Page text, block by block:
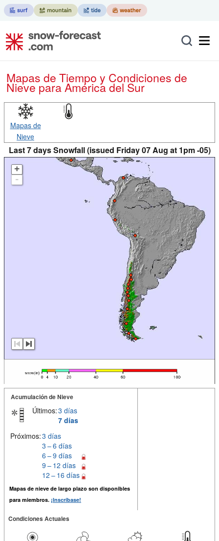
Mapas de Tiempo y Condiciones de
Nievepara América del Sur
Mapas de
Nieve
Last 7 days Snowfall (issued Friday 07 Aug at 1pm -05)
+
-
Acumulación de Nieve
Últimos:3 días
7 días
Próximos:3 días
3 – 6 días
6 – 9 días
9 – 12 días
12 – 16 días
Mapas de nieve de largo plazo son disponibles
para miembros. ¡Inscríbase!
Condiciones Actuales